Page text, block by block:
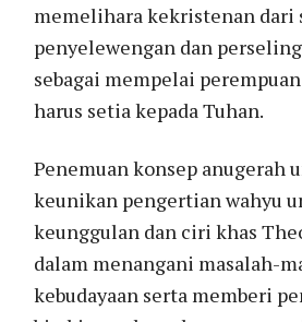
memelihara kekristenan dari
penyelewengan dan
sebagai mempelai
harus setia kepada Tuhan.
Penemuan konsep anugerah
keunikan pengertian wahyu
keunggulan dan ciri khas
dalam menangani masalah-
kebudayaan serta memberi